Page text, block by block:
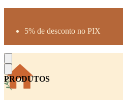
5% de desconto no PIX
PRODUTOS